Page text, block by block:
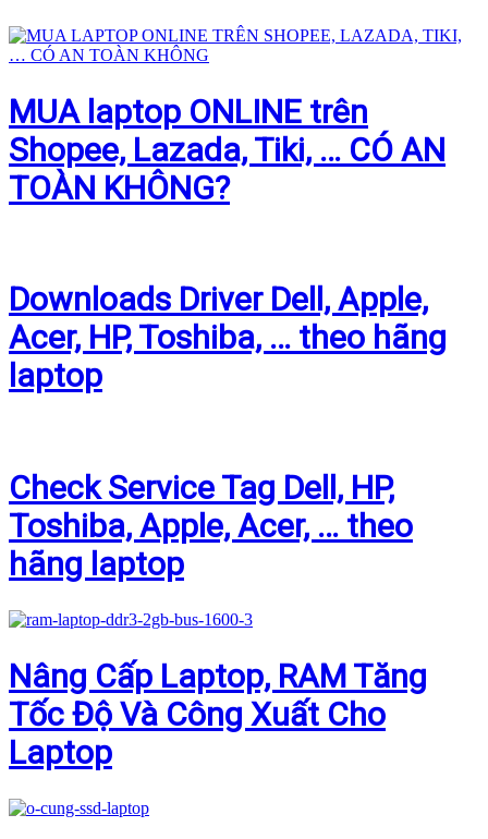
MUA laptop ONLINE trên
Shopee, Lazada, Tiki, … CÓ AN
TOÀN KHÔNG?
Downloads Driver Dell, Apple,
Acer, HP, Toshiba, … theo hãng
laptop
Check Service Tag Dell, HP,
Toshiba, Apple, Acer, … theo
hãng laptop
Nâng Cấp Laptop, RAM Tăng
Tốc Độ Và Công Xuất Cho
Laptop